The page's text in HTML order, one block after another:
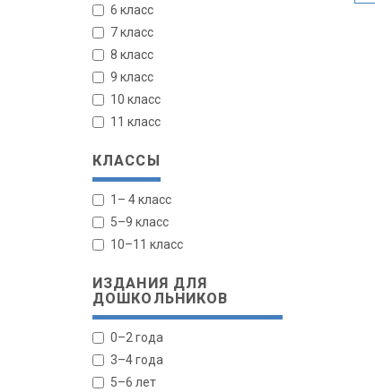
6 класс
7 класс
8 класс
9 класс
10 класс
11 класс
КЛАССЫ
1– 4 класс
5–9 класс
10–11 класс
ИЗДАНИЯ ДЛЯ
ДОШКОЛЬНИКОВ
0–2 года
3–4 года
5–6 лет